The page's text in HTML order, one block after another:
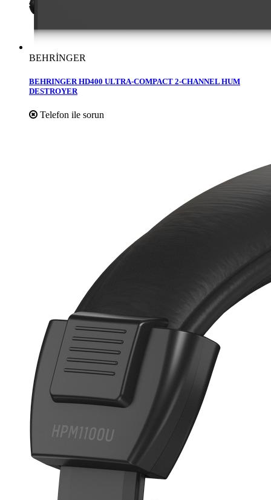
BEHRİNGER
BEHRINGER HD400 ULTRA-COMPACT 2-CHANNEL HUM
DESTROYER
Telefon ile sorun